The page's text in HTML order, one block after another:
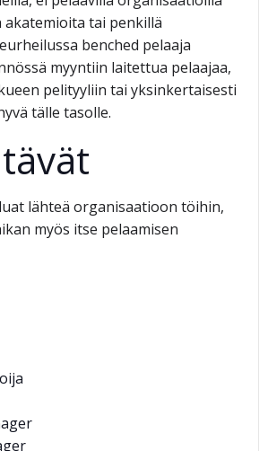
akatemioita tai penkillä
benched pelaaja
myyntiin laitettua pelaajaa,
pelityyliin tai yksinkertaisesti
tälle tasolle.
lähteä organisaatioon töihin,
myös itse pelaamisen